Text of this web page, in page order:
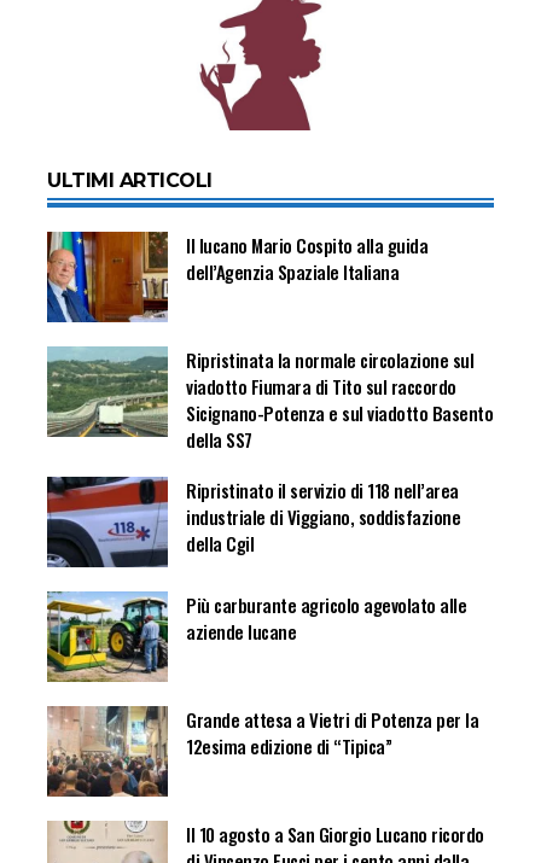
ULTIMI ARTICOLI
Il lucano Mario Cospito alla guida
dell’Agenzia Spaziale Italiana
Ripristinata la normale circolazione sul
viadotto Fiumara di Tito sul raccordo
Sicignano-Potenza e sul viadotto Basento
della SS7
Ripristinato il servizio di 118 nell’area
industriale di Viggiano, soddisfazione
della Cgil
Più carburante agricolo agevolato alle
aziende lucane
Grande attesa a Vietri di Potenza per la
12esima edizione di “Tipica”
Il 10 agosto a San Giorgio Lucano ricordo